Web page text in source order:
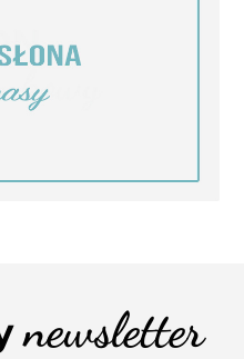
newsletter